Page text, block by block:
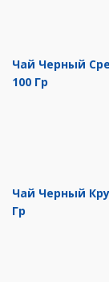
Чай Черный
100 Гр
Чай Черный
Гр